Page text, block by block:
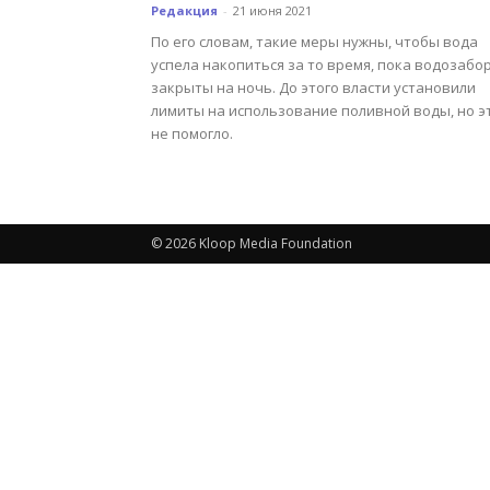
Редакция - 21 июня 2021
По его словам, такие меры нужны, чтобы вода
успела накопиться за то время, пока
закрыты на ночь. До этого власти установили
лимиты на использование поливной воды, но
не помогло.
© 2026 Kloop Media Foundation